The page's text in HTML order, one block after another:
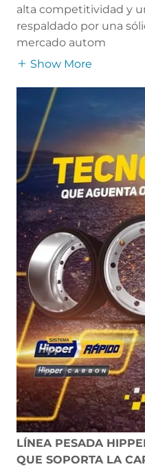
alta competitividad y
respaldado por una
mercado autom
Show More
LÍNEA PESADA
QUE SOPORTA LA